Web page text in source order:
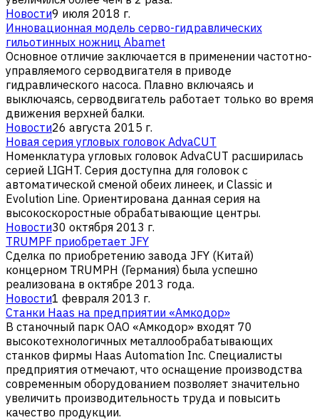
Новости9 июля 2018 г.
Инновационная модель серво-гидравлических
гильотинных ножниц Abamet
Основное отличие заключается в применении частотно-
управляемого серводвигателя в приводе
гидравлического насоса. Плавно включаясь и
выключаясь, серводвигатель работает только во время
движения верхней балки.
Новости26 августа 2015 г.
Новая серия угловых головок AdvaCUT
Номенклатура угловых головок AdvaCUT расширилась
серией LIGHT. Серия доступна для головок с
автоматической сменой обеих линеек, и Classic и
Evolution Line. Ориентирована данная серия на
высокоскоростные обрабатывающие центры.
Новости30 октября 2013 г.
TRUMPF приобретает JFY
Сделка по приобретению завода JFY (Китай)
концерном TRUMPH (Германия) была успешно
реализована в октябре 2013 года.
Новости1 февраля 2013 г.
Станки Haas на предприятии «Амкодор»
В станочный парк ОАО «Амкодор» входят 70
высокотехнологичных металлообрабатывающих
станков фирмы Haas Automation Inc. Специалисты
предприятия отмечают, что оснащение производства
современным оборудованием позволяет значительно
увеличить производительность труда и повысить
качество продукции.